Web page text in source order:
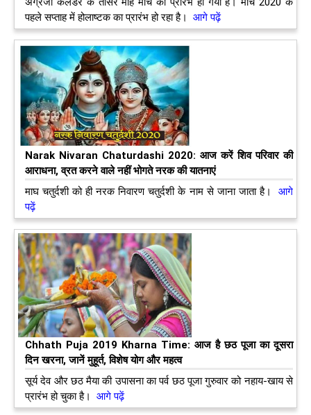
पहले सप्ताह में होलाष्टक का प्रारंभ हो रहा है।
आगे पढ़ें
Narak Nivaran Chaturdashi 2020: आज करें शिव परिवार की
आराधना, व्रत करने वाले नहीं भोगते नरक की यातनाएं
माघ चतुर्दशी को ही नरक निवारण चतुर्दशी के नाम से जाना जाता है।
आगे
पढ़ें
Chhath Puja 2019 Kharna Time: आज है छठ पूजा का दूसरा
दिन खरना, जानें मुहूर्त, विशेष योग और महत्व
सूर्य देव और छठ मैया की उपासना का पर्व छठ पूजा गुरुवार को नहाय-खाय से
प्रारंभ हो चुका है।
आगे पढ़ें